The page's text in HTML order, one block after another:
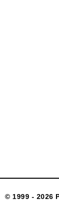
© 1999 - 2026